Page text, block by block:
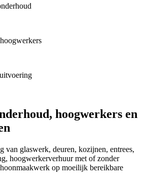
hoogwerkers en
van glaswerk, deuren, kozijnen, entrees,
hoogwerkerverhuur met of zonder
op moeilijk bereikbare